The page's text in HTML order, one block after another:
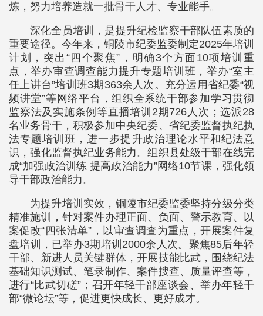
炼，努力培养造就一批骨干人才、专业能手。
深化全员培训，是提升纪检监察干部队伍素质的
重要途径。今年来，铜陵市纪委监委制定2025年培训
计划，突出“四个聚焦”，明确3个方面10项培训重
点，举办审查调查能力提升专题培训班，举办“室主
任上讲台”培训班3期363余人次。充分运用省纪委“视
频讲堂”等网络平台，组织全系统干部参加学习贯彻
监察法及实施条例等直播培训2期726人次；选派28
名业务骨干，积极参加中央纪委、省纪委监督执纪执
法专题培训班，进一步提升政治理论水平和纪法意
识，强化监督执纪业务能力。组织县处级干部在线完
成“加强政治训练 提高政治能力”网络10节课，强化领
导干部政治能力。
为提升培训实效，铜陵市纪委监委坚持分级分类
精准施训，针对案件办理正面、负面、警示教育、以
案促改“四张清单”，以审查调查为重点，开展案件复
盘培训，已举办3期培训2000余人次。聚焦85后年轻
干部、新进人员关键群体，开展技能比武，围绕纪法
基础知识测试、笔录制作、案件搜查、质量评查等，
进行“比武切磋”；召开年轻干部座谈会、举办年轻干
部“微论坛”等，促进更快成长、更好成才。